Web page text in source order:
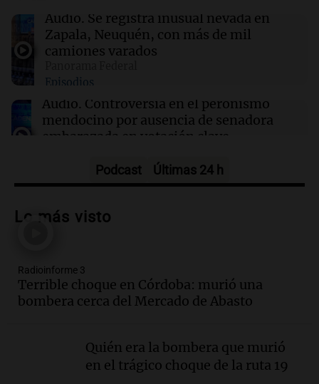
17:59 Deportes
La insólita charla entre un gomero y Facundo
Medina que se volvió viral
17:33 Desde el podio
TC Pick Up: Las "Chatas del Campo
Argentino" vuelven al Autódromo Cabalén en
Octubre.
Audio. Se registra inusual nevada en
Zapala, Neuquén, con más de mil
camiones varados
Episodios
Audio. Controversia en el peronismo
mendocino por ausencia de senadora
embarazada en votación clave
Audio.Mateo Bouniba, joven de Villa
en Estados Unidos
Audio.Fieles celebran a San Cayetano
en Córdoba pidiendo pan, paz y trabajo
Día Internacional de la Cerveza:
mitos, secretos y el desafío de producir
Podcast Últimas 24 h
Lo más visto
Radioinforme 3
Terrible choque en Córdoba: murió una
bombera cerca del Mercado de Abasto
Quién era la bombera que murió
en el trágico choque de la ruta 19